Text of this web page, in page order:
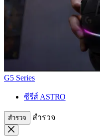
G5 Series
ซีรีส์ ASTRO
สำรวจ สำรวจ